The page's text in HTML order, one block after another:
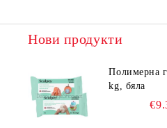
Нови продукти
Полимерна
kg, бяла